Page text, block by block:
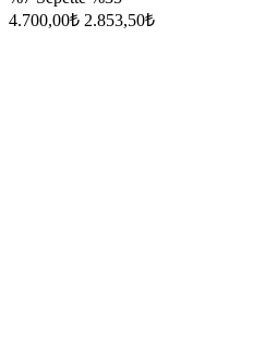
4.700,00₺ 2.853,50₺